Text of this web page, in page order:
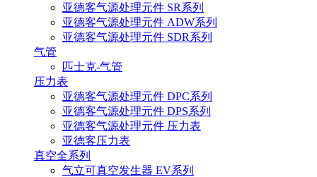
亚德客气源处理元件 SR系列
亚德客气源处理元件 ADW系列
亚德客气源处理元件 SDR系列
气管
匹士克-气管
压力表
亚德客气源处理元件 DPC系列
亚德客气源处理元件 DPS系列
亚德客气源处理元件 压力表
亚德客压力表
真空全系列
气立可真空发生器 EV系列